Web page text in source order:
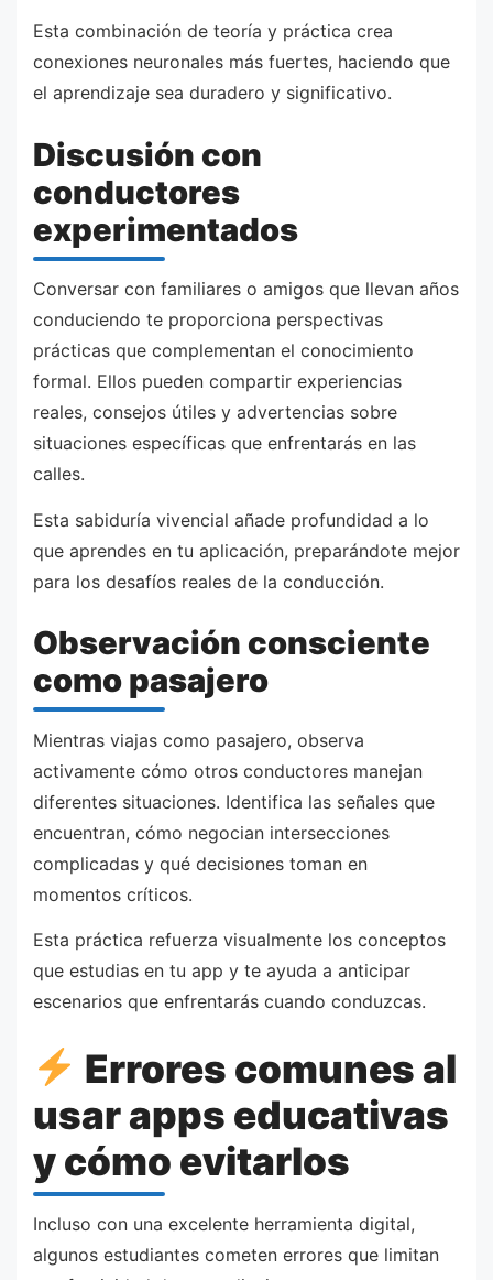
Esta combinación de teoría y práctica crea
conexiones neuronales más fuertes, haciendo que
el aprendizaje sea duradero y significativo.
Discusión con
conductores
experimentados
Conversar con familiares o amigos que llevan años
conduciendo te proporciona perspectivas
prácticas que complementan el conocimiento
formal. Ellos pueden compartir experiencias
reales, consejos útiles y advertencias sobre
situaciones específicas que enfrentarás en las
calles.
Esta sabiduría vivencial añade profundidad a lo
que aprendes en tu aplicación, preparándote mejor
para los desafíos reales de la conducción.
Observación consciente
como pasajero
Mientras viajas como pasajero, observa
activamente cómo otros conductores manejan
diferentes situaciones. Identifica las señales que
encuentran, cómo negocian intersecciones
complicadas y qué decisiones toman en
momentos críticos.
Esta práctica refuerza visualmente los conceptos
que estudias en tu app y te ayuda a anticipar
escenarios que enfrentarás cuando conduzcas.
Errores comunes al
usar apps educativas
y cómo evitarlos
Incluso con una excelente herramienta digital,
algunos estudiantes cometen errores que limitan